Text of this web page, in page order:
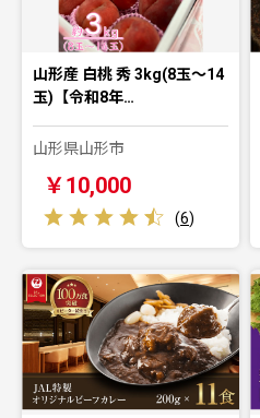
山形産 白桃 秀 3kg(8玉～14
玉)【令和8年…
山形県山形市
￥10,000
(6)